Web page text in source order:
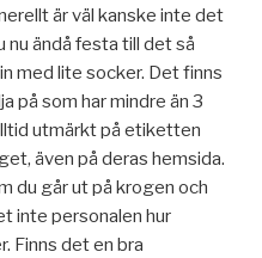
är väl kanske inte det
nu ändå festa till det så
med lite socker. Det finns
på som har mindre än 3
utmärkt på etiketten
även på deras hemsida.
du går ut på krogen och
inte personalen hur
Finns det en bra